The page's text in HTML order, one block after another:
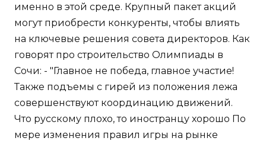
именно в этой среде. Крупный пакет акций
могут приобрести конкуренты, чтобы влиять
на ключевые решения совета директоров. Как
говорят про строительство Олимпиады в
Сочи: - "Главное не победа, главное участие!
Также подъемы с гирей из положения лежа
совершенствуют координацию движений.
Что русскому плохо, то иностранцу хорошо По
мере изменения правил игры на рынке